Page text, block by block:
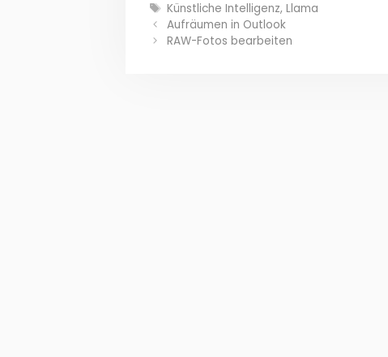
Schlagwörter
Künstliche Intelligenz, Llama
Aufräumen in Outlook
RAW-Fotos bearbeiten